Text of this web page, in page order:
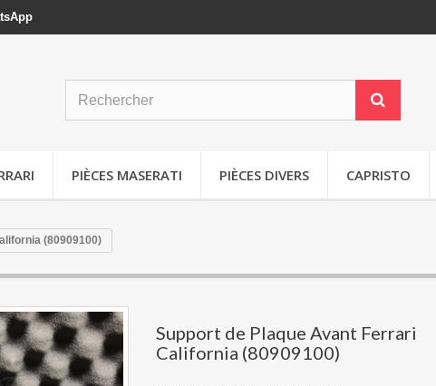
PIÈCES MASERATI PIÈCES DIVERS CAPRISTO
(80909100)
Support de Plaque Avant Ferrari
California (80909100)